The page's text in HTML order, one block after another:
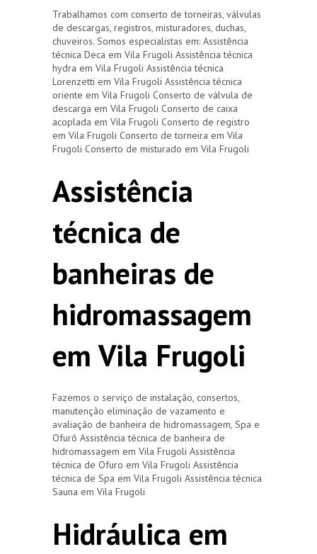
Trabalhamos com conserto de torneiras, válvulas
de descargas, registros, misturadores, duchas,
chuveiros. Somos especialistas em: Assistência
técnica Deca em Vila Frugoli Assistência técnica
hydra em Vila Frugoli Assistência técnica
Lorenzetti em Vila Frugoli Assistência técnica
oriente em Vila Frugoli Conserto de válvula de
descarga em Vila Frugoli Conserto de caixa
acoplada em Vila Frugoli Conserto de registro
em Vila Frugoli Conserto de torneira em Vila
Frugoli Conserto de misturado em Vila Frugoli
Assistência
técnica de
banheiras de
hidromassagem
em Vila Frugoli
Fazemos o serviço de instalação, consertos,
manutenção eliminação de vazamento e
avaliação de banheira de hidromassagem, Spa e
Ofurô Assistência técnica de banheira de
hidromassagem em Vila Frugoli Assistência
técnica de Ofuro em Vila Frugoli Assistência
técnica de Spa em Vila Frugoli Assistência técnica
Sauna em Vila Frugoli
Hidráulica em